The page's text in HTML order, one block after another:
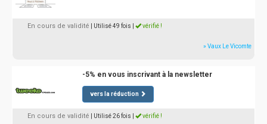
En cours de validité | Utilisé 49 fois vérifié !
» Vaux Le Vicomte
-5% en vous inscrivant à la newsletter
vers la réduction
En cours de validité | Utilisé 26 fois vérifié !